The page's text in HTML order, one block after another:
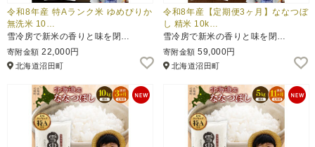
令和8年産 特Aランク米 ゆめぴりか
無洗米 10…
雪冷房で新米の香りと味を閉…
寄附金額 22,000円
北海道沼田町
令和8年産【定期便3ヶ月】ななつぼ
し 精米 10k…
雪冷房で新米の香りと味を閉…
寄附金額 59,000円
北海道沼田町